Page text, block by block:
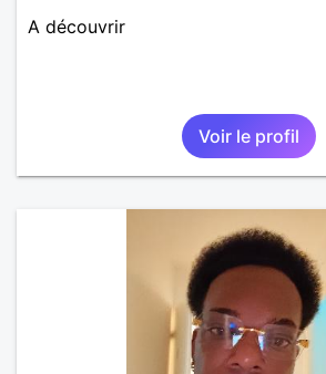
A découvrir
Voir le profil